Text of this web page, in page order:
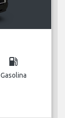
local_gas_station
Gasolina